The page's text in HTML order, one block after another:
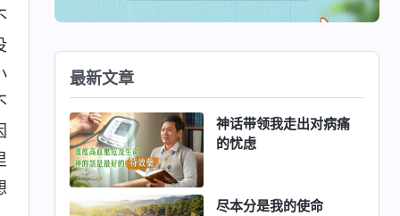
最新文章
神话带领我走出对病痛
的忧虑
尽本分是我的使命